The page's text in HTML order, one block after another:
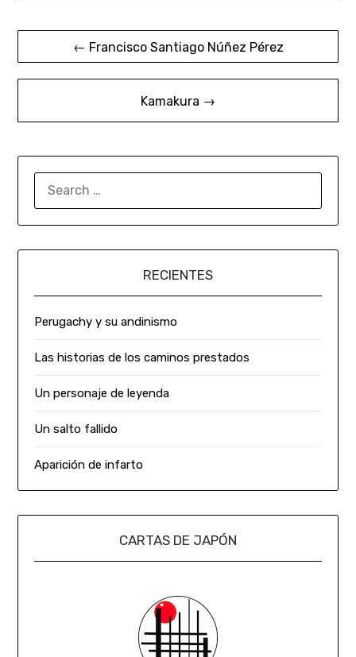
← Francisco Santiago Núñez Pérez
Kamakura →
RECIENTES
Perugachy y su andinismo
Las historias de los caminos prestados
Un personaje de leyenda
Un salto fallido
Aparición de infarto
CARTAS DE JAPÓN